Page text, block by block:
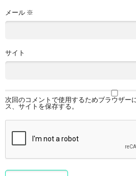
メール ※
サイト
次回のコメントで使用するためブラウザー
ス、サイトを保存する。